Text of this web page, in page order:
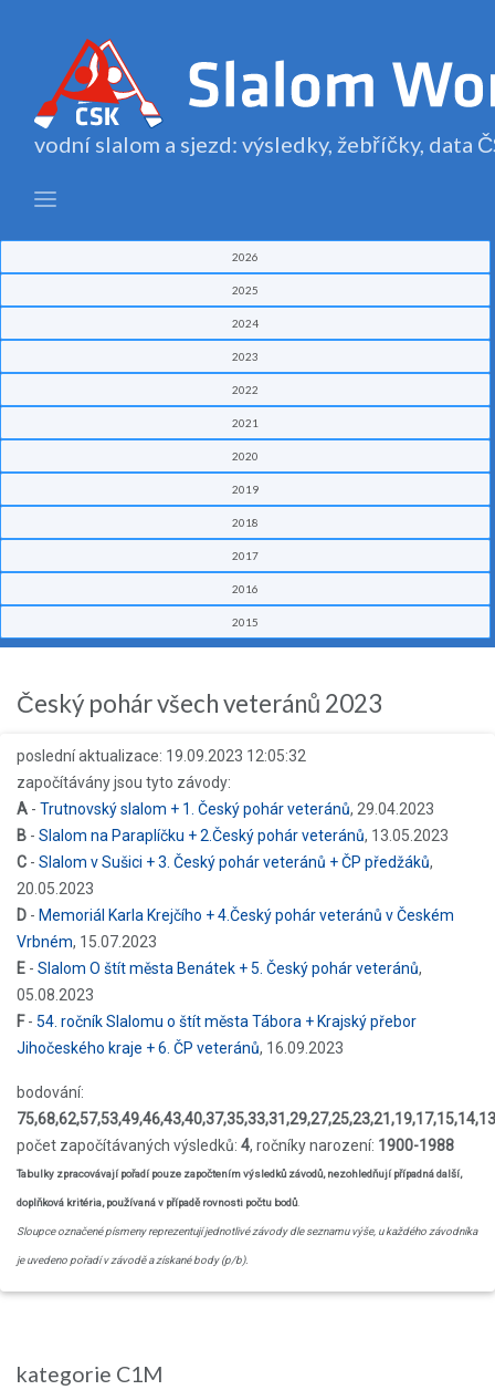
vodní slalom a sjezd: výsledky, žebříčky, data
2026
2025
2024
2023
2022
2021
2020
2019
2018
2017
2016
2015
Český pohár všech veteránů 2023
poslední aktualizace: 19.09.2023 12:05:32
započítávány jsou tyto závody:
A - Trutnovský slalom + 1. Český pohár veteránů, 29.04.2023
B - Slalom na Paraplíčku + 2.Český pohár veteránů, 13.05.2023
C - Slalom v Sušici + 3. Český pohár veteránů + ČP předžáků,
20.05.2023
D - Memoriál Karla Krejčího + 4.Český pohár veteránů v Českém
Vrbném, 15.07.2023
E - Slalom O štít města Benátek + 5. Český pohár veteránů,
05.08.2023
F- 54. ročník Slalomu o štít města Tábora + Krajský přebor
Jihočeského kraje + 6. ČP veteránů, 16.09.2023
bodování:
počet započítávaných výsledků: 4, ročníky narození: 1900-1988
Tabulky zpracovávají pořadí pouze započtením výsledků závodů, nezohledňují případná další,
doplňková kritéria, používaná v případě rovnosti počtu bodů.
Sloupce označené písmeny reprezentují jednotlivé závody dle seznamu výše, u každého závodníka
je uvedeno pořadí v závodě a získané body (p/b).
kategorie C1M